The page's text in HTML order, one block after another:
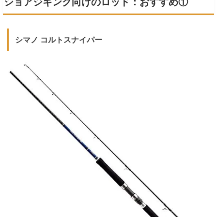
シマノ コルトスナイパー